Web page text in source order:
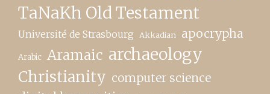
TaNaKh Old Testament
Université de Strasbourg Akkadian apocrypha
Arabic Aramaic archaeology
Christianity computer science